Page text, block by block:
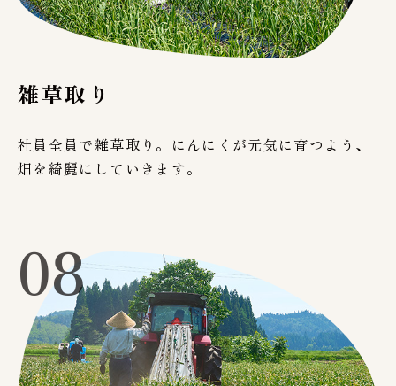
雑草取り
社員全員で雑草取り。にんにくが元気に育つよう、
畑を綺麗にしていきます。
08